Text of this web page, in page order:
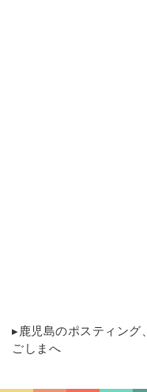
▸ 鹿児島のポスティング
ごしまへ